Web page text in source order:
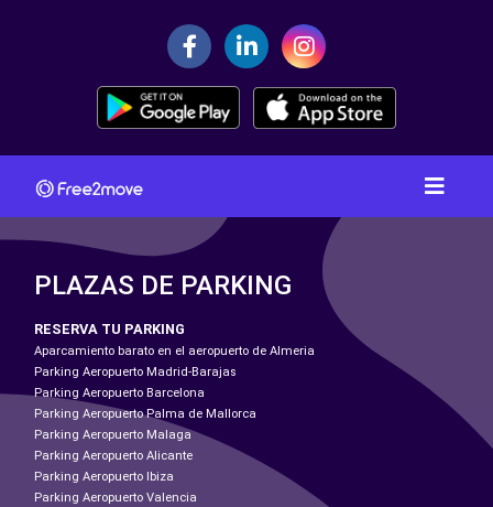
PLAZAS DE PARKING
RESERVA TU PARKING
Aparcamiento barato en el aeropuerto de Almeria
Parking Aeropuerto Madrid-Barajas
Parking Aeropuerto Barcelona
Parking Aeropuerto Palma de Mallorca
Parking Aeropuerto Malaga
Parking Aeropuerto Alicante
Parking Aeropuerto Ibiza
Parking Aeropuerto Valencia